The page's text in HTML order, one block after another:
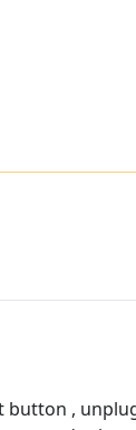
button ,